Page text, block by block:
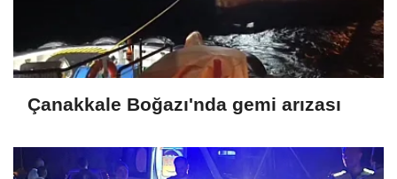
Çanakkale Boğazı'nda gemi arızası